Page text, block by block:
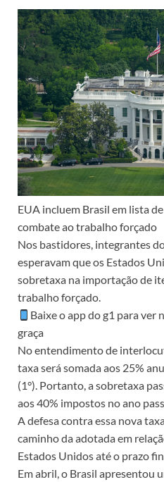
EUA incluem Brasil em lista
combate ao trabalho forçado
Nos bastidores, integrantes
esperavam que os Estados
sobretaxa na importação de
trabalho forçado.
Baixe o app do g1 para ver
graça
No entendimento de
taxa será somada aos 25%
(1°). Portanto, a sobretaxa
aos 40% impostos no ano
A defesa contra essa nova
caminho da adotada em
Estados Unidos até o prazo
Em abril, o Brasil apresentou